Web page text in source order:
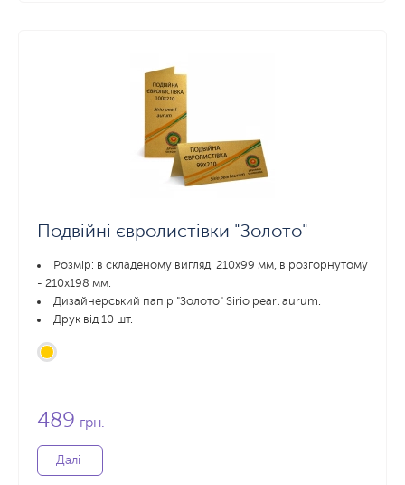
Подвійні євролистівки "Золото"
Розмір: в складеному вигляді 210х99 мм, в розгорнутому
- 210x198 мм.
Дизайнерський папір "Золото" Sirio pearl aurum.
Друк від 10 шт.
489 грн.
Далі